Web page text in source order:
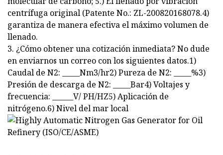
centrífuga original (Patente No.: ZL-200820168078.4)
garantiza de manera efectiva el máximo volumen de
llenado.
3. ¿Cómo obtener una cotización inmediata? No dude
en enviarnos un correo con los siguientes datos.1)
Caudal de N2: _____Nm3/hr2) Pureza de N2: _____%3)
Presión de descarga de N2: _____Bar4) Voltajes y
frecuencia: ______V/ PH/HZ5) Aplicación de
nitrógeno.6) Nivel del mar local